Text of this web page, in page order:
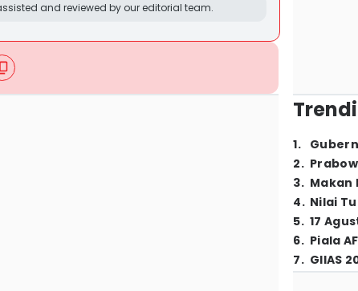
and reviewed by our editorial team.
1.
2.
3. Makan
4. Nilai
5. 17
6. Piala
7. GIIAS